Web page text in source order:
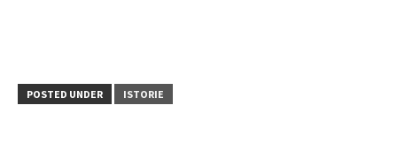
POSTED UNDER ISTORIE